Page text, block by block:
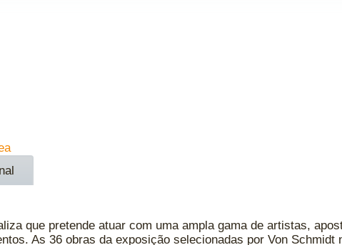
que pretende atuar com uma ampla gama de artistas,
As 36 obras da exposição selecionadas por Von Schmidt